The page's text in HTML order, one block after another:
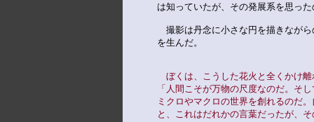
は知っていたが、その発展系を思っ
撮影は丹念に小さな円を描きなが
を生んだ。
ぼくは、こうした花火と全くかけ
「人間こそが万物の尺度なのだ。そ
ミクロやマクロの世界を創れるのだ
と、これはだれかの言葉だったが、